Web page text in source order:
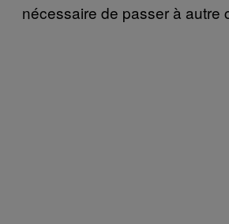
nécessaire de passer à autre